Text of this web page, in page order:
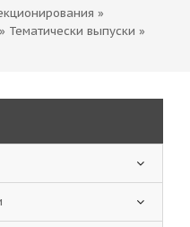
»
» Тематически выпуски »